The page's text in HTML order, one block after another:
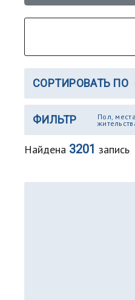
СОРТИРОВАТЬ ПО
ФИЛЬТР Пол,
Найдена 3201 запись